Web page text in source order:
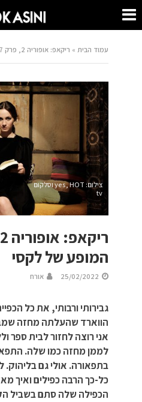
עמוד הבית » ריקאפ: אופוריה 2, פרק 7 | המופע של לקסי
צילום: yes, HOT וסלקום
tv
המופע של לקסי
25/02/2022 אורח
גבירותי ורבותי, את כל
הווארד שהעלתה מחזה
אני רוצה לחזור לבית ספר
לממן מחזה כמו שלה.
בתפאורה. אולי גם בליהוק.
כל-כך הרבה כפילים ואיך
הכפילה שלה סתם בשביל